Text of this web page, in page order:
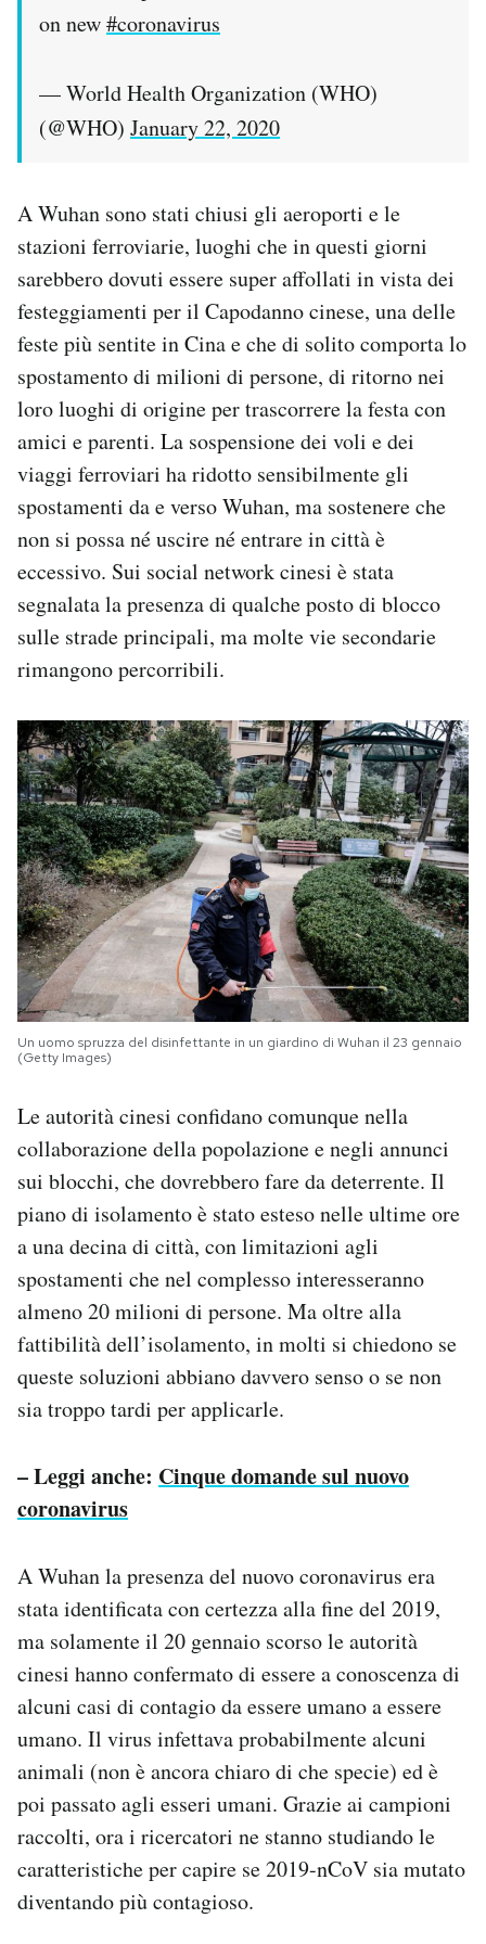
on new#coronavirus
— World Health Organization (WHO)
(@WHO) January 22, 2020
A Wuhan sono stati chiusi gli aeroporti e le
stazioni ferroviarie, luoghi che in questi giorni
sarebbero dovuti essere super affollati in vista dei
festeggiamenti per il Capodanno cinese, una delle
feste più sentite in Cina e che di solito comporta lo
spostamento di milioni di persone, di ritorno nei
loro luoghi di origine per trascorrere la festa con
amici e parenti. La sospensione dei voli e dei
viaggi ferroviari ha ridotto sensibilmente gli
spostamenti da e verso Wuhan, ma sostenere che
non si possa né uscire né entrare in città è
eccessivo. Sui social network cinesi è stata
segnalata la presenza di qualche posto di blocco
sulle strade principali, ma molte vie secondarie
rimangono percorribili.
Un uomo spruzza del disinfettante in un giardino di Wuhan il 23 gennaio
(Getty Images)
Le autorità cinesi confidano comunque nella
collaborazione della popolazione e negli annunci
sui blocchi, che dovrebbero fare da deterrente. Il
piano di isolamento è stato esteso nelle ultime ore
a una decina di città, con limitazioni agli
spostamenti che nel complesso interesseranno
almeno 20 milioni di persone. Ma oltre alla
fattibilità dell’isolamento, in molti si chiedono se
queste soluzioni abbiano davvero senso o se non
sia troppo tardi per applicarle.
– Leggi anche: Cinque domande sul nuovo
coronavirus
A Wuhan la presenza del nuovo coronavirus era
stata identificata con certezza alla fine del 2019,
ma solamente il 20 gennaio scorso le autorità
cinesi hanno confermato di essere a conoscenza di
alcuni casi di contagio da essere umano a essere
umano. Il virus infettava probabilmente alcuni
animali (non è ancora chiaro di che specie) ed è
poi passato agli esseri umani. Grazie ai campioni
raccolti, ora i ricercatori ne stanno studiando le
caratteristiche per capire se 2019-nCoV sia mutato
diventando più contagioso.